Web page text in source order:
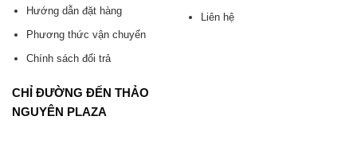
Hướng dẫn đặt hàng
Phương thức vận chuyển
Chính sách đổi trả
Liên hệ
CHỈ ĐƯỜNG ĐẾN THẢO
NGUYÊN PLAZA